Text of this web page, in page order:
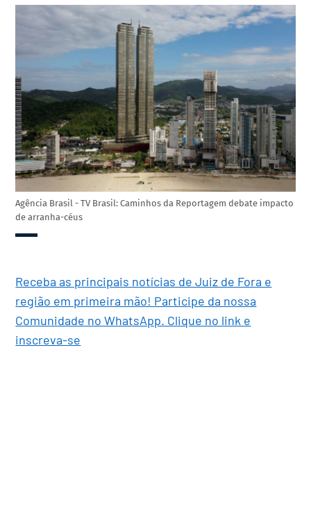
Agência Brasil - TV Brasil: Caminhos da Reportagem debate impacto
de arranha-céus
Receba as principais notícias de Juiz de Fora e
região em primeira mão! Participe da nossa
Comunidade no WhatsApp. Clique no link e
inscreva-se